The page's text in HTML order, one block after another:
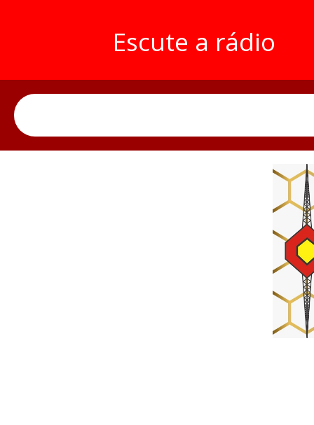
Escute a rádio